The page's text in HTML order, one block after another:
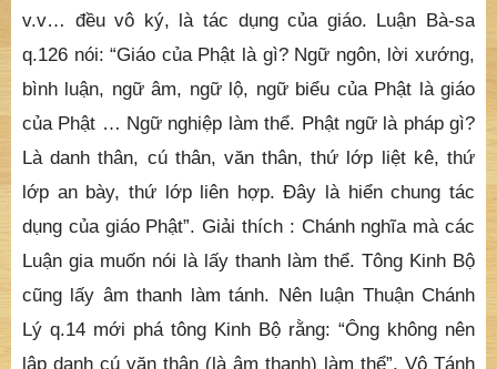
v.v… đều vô ký, là tác dụng của giáo. Luận Bà-sa
q.126 nói: “Giáo của Phật là gì? Ngữ ngôn, lời xướng,
bình luận, ngữ âm, ngữ lộ, ngữ biểu của Phật là giáo
của Phật … Ngữ nghiệp làm thể. Phật ngữ là pháp gì?
Là danh thân, cú thân, văn thân, thứ lớp liệt kê, thứ
lớp an bày, thứ lớp liên hợp. Đây là hiển chung tác
dụng của giáo Phật”. Giải thích : Chánh nghĩa mà các
Luận gia muốn nói là lấy thanh làm thể. Tông Kinh Bộ
cũng lấy âm thanh làm tánh. Nên luận Thuận Chánh
Lý q.14 mới phá tông Kinh Bộ rằng: “Ông không nên
lập danh cú văn thân (là âm thanh) làm thể”. Vô Tánh